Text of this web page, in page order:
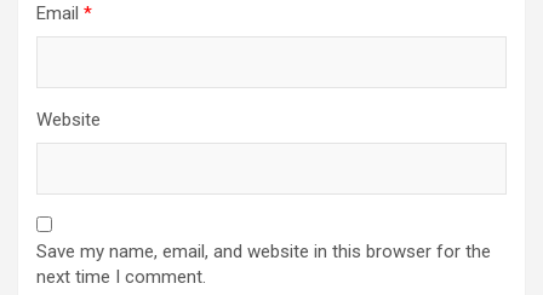
Email *
Website
Save my name, email, and website in this browser for the
next time I comment.